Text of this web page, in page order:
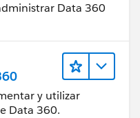
Data 360
y utilizar
Data 360.